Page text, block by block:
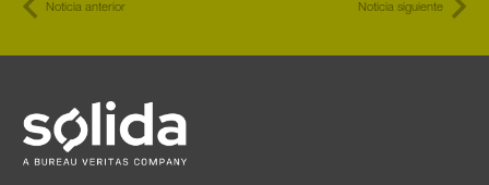
Noticia anterior Noticia siguiente